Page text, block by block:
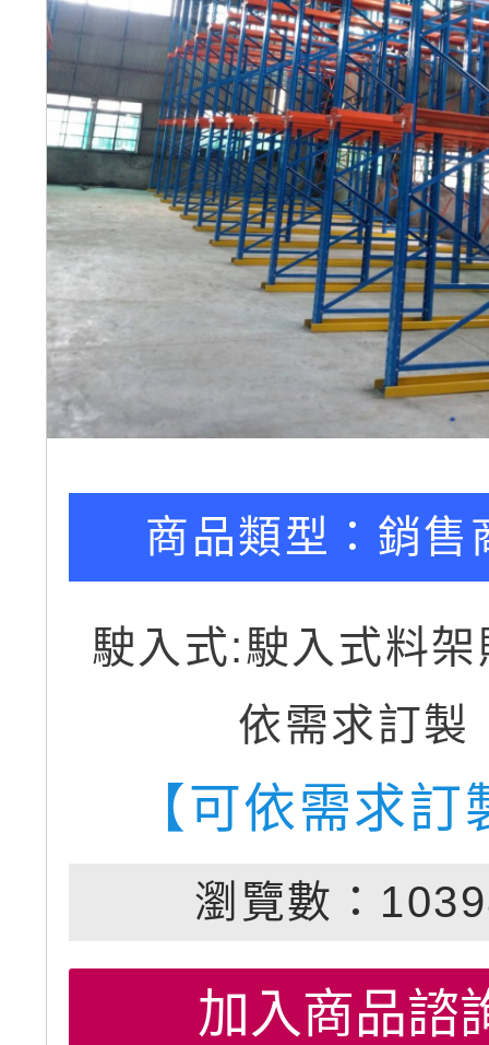
商品類型： 銷售
駛入式:駛入式料
依需求訂製
【可依需求訂
瀏覽數：
加入商品諮